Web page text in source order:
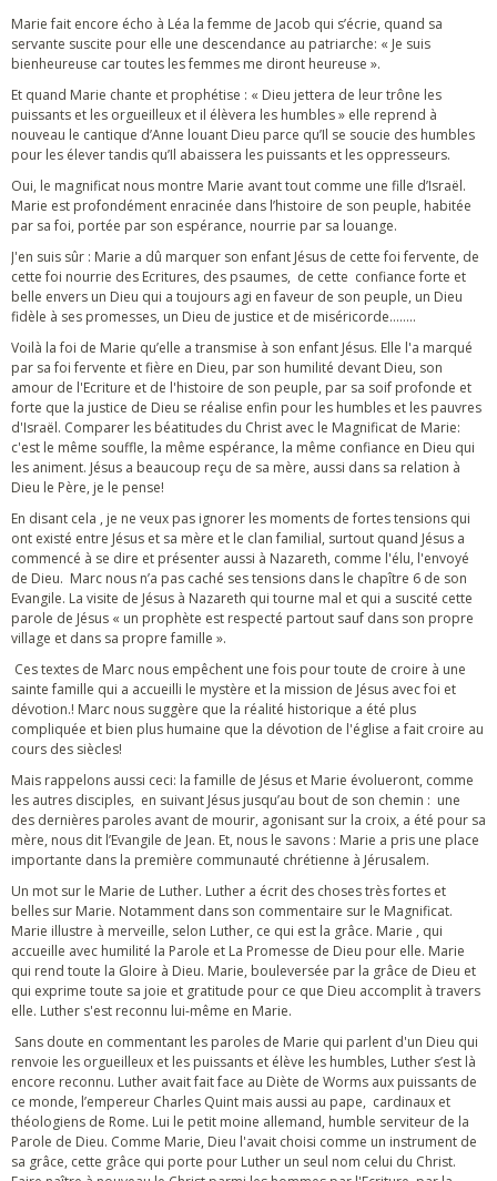
Marie fait encore écho à Léa la femme de Jacob qui s’écrie, quand sa
servante suscite pour elle une descendance au patriarche: « Je suis
bienheureuse car toutes les femmes me diront heureuse ».
Et quand Marie chante et prophétise : « Dieu jettera de leur trône les
puissants et les orgueilleux et il élèvera les humbles » elle reprend à
nouveau le cantique d’Anne louant Dieu parce qu’Il se soucie des humbles
pour les élever tandis qu’Il abaissera les puissants et les oppresseurs.
Oui, le magnificat nous montre Marie avant tout comme une fille d’Israël.
Marie est profondément enracinée dans l’histoire de son peuple, habitée
par sa foi, portée par son espérance, nourrie par sa louange.
J'en suis sûr : Marie a dû marquer son enfant Jésus de cette foi fervente, de
cette foi nourrie des Ecritures, des psaumes, de cette confiance forte et
belle envers un Dieu qui a toujours agi en faveur de son peuple, un Dieu
fidèle à ses promesses, un Dieu de justice et de miséricorde……..
Voilà la foi de Marie qu’elle a transmise à son enfant Jésus. Elle l'a marqué
par sa foi fervente et fière en Dieu, par son humilité devant Dieu, son
amour de l'Ecriture et de l'histoire de son peuple, par sa soif profonde et
forte que la justice de Dieu se réalise enfin pour les humbles et les pauvres
d'Israël. Comparer les béatitudes du Christ avec le Magnificat de Marie:
c'est le même souffle, la même espérance, la même confiance en Dieu qui
les animent. Jésus a beaucoup reçu de sa mère, aussi dans sa relation à
Dieu le Père, je le pense!
En disant cela , je ne veux pas ignorer les moments de fortes tensions qui
ont existé entre Jésus et sa mère et le clan familial, surtout quand Jésus a
commencé à se dire et présenter aussi à Nazareth, comme l'élu, l'envoyé
de Dieu. Marc nous n’a pas caché ses tensions dans le chapître 6 de son
Evangile. La visite de Jésus à Nazareth qui tourne mal et qui a suscité cette
parole de Jésus « un prophète est respecté partout sauf dans son propre
village et dans sa propre famille ».
Ces textes de Marc nous empêchent une fois pour toute de croire à une
sainte famille qui a accueilli le mystère et la mission de Jésus avec foi et
dévotion.! Marc nous suggère que la réalité historique a été plus
compliquée et bien plus humaine que la dévotion de l'église a fait croire au
cours des siècles!
Mais rappelons aussi ceci: la famille de Jésus et Marie évolueront, comme
les autres disciples, en suivant Jésus jusqu’au bout de son chemin : une
des dernières paroles avant de mourir, agonisant sur la croix, a été pour sa
mère, nous dit l’Evangile de Jean. Et, nous le savons : Marie a pris une place
importante dans la première communauté chrétienne à Jérusalem.
Un mot sur le Marie de Luther. Luther a écrit des choses très fortes et
belles sur Marie. Notamment dans son commentaire sur le Magnificat.
Marie illustre à merveille, selon Luther, ce qui est la grâce. Marie , qui
accueille avec humilité la Parole et La Promesse de Dieu pour elle. Marie
qui rend toute la Gloire à Dieu. Marie, bouleversée par la grâce de Dieu et
qui exprime toute sa joie et gratitude pour ce que Dieu accomplit à travers
elle. Luther s'est reconnu lui-même en Marie.
Sans doute en commentant les paroles de Marie qui parlent d'un Dieu qui
renvoie les orgueilleux et les puissants et élève les humbles, Luther s’est là
encore reconnu. Luther avait fait face au Diète de Worms aux puissants de
ce monde, l’empereur Charles Quint mais aussi au pape, cardinaux et
théologiens de Rome. Lui le petit moine allemand, humble serviteur de la
Parole de Dieu. Comme Marie, Dieu l'avait choisi comme un instrument de
sa grâce, cette grâce qui porte pour Luther un seul nom celui du Christ.